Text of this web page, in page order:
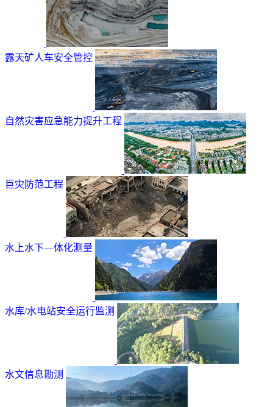
露天矿人车安全管控
自然灾害应急能力提升工程
巨灾防范工程
水上水下—体化测量
水库/水电站安全运行监测
水文信息勘测